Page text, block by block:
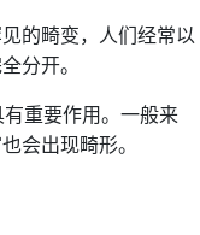
的畸变，人们经常以
分开。
重要作用。一般来
会出现畸形。